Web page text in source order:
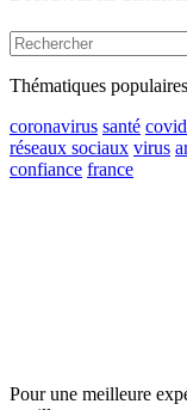
Thématiques populaires
coronavirus santé
réseaux sociaux virus
confiance france
Pour une meilleure